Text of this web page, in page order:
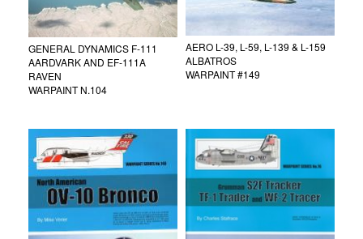
GENERAL DYNAMICS F-111
AARDVARK AND EF-111A
RAVEN
WARPAINT N.104
AERO L-39, L-59, L-139 & L-159
ALBATROS
WARPAINT #149